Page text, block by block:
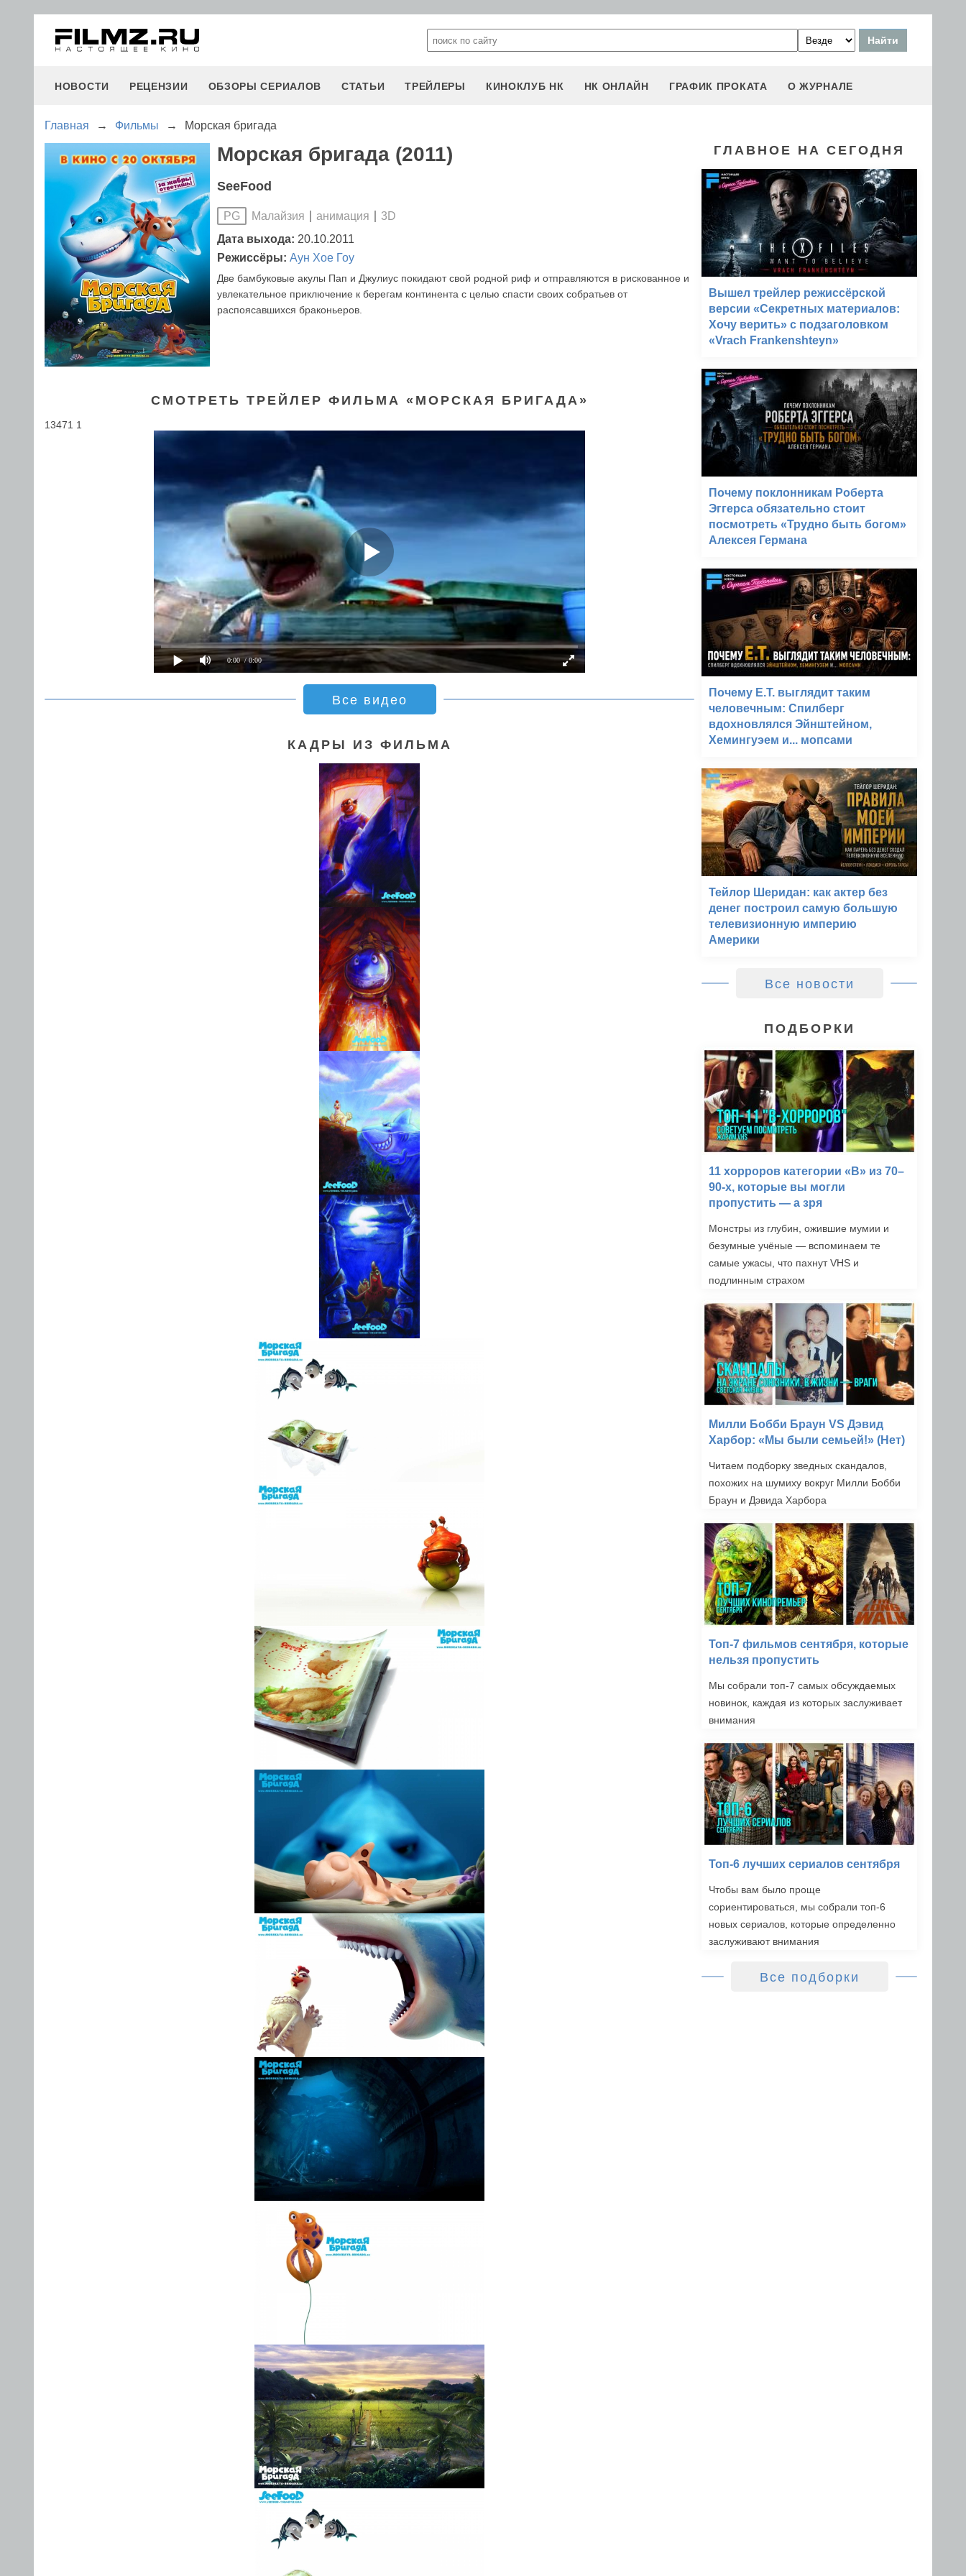
НОВОСТИ РЕЦЕНЗИИ ОБЗОРЫ СЕРИАЛОВ СТАТЬИ ТРЕЙЛЕРЫ КИНОКЛУБ НК НК ОНЛАЙН ГРАФИК ПРОКАТА О ЖУРНАЛЕ
Главная → Фильмы → Морская бригада
Морская бригада (2011)
SeeFood
PG Малайзия анимация
3D
Дата выхода: 20.10.2011
Режиссёры: Аун Хое Гоу
Две бамбуковые акулы Пап и Джулиус покидают свой родной риф и отправляются в рискованное и
увлекательное приключение к берегам континента с целью спасти своих собратьев от
распоясавшихся браконьеров.
СМОТРЕТЬ ТРЕЙЛЕР ФИЛЬМА «МОРСКАЯ БРИГАДА»
13471 1
0:00 / 0:00
Все видео
КАДРЫ ИЗ ФИЛЬМА
ГЛАВНОЕ НА СЕГОДНЯ
Вышел трейлер режиссёрской
версии «Секретных материалов:
Хочу верить» с подзаголовком
«Vrach Frankenshteyn»
Почему поклонникам Роберта
Эггерса обязательно стоит
посмотреть «Трудно быть богом»
Алексея Германа
Почему E.T. выглядит таким
человечным: Спилберг
вдохновлялся Эйнштейном,
Хемингуэем и... мопсами
Тейлор Шеридан: как актер без
денег построил самую большую
телевизионную империю
Америки
Все новости
ПОДБОРКИ
11 хорроров категории «B» из 70–
90-х, которые вы могли
пропустить — а зря
Монстры из глубин, ожившие мумии и
безумные учёные — вспоминаем те
самые ужасы, что пахнут VHS и
подлинным страхом
Милли Бобби Браун VS Дэвид
Харбор: «Мы были семьей!» (Нет)
Читаем подборку зведных скандалов,
похожих на шумиху вокруг Милли Бобби
Браун и Дэвида Харбора
Топ-7 фильмов сентября, которые
нельзя пропустить
Мы собрали топ-7 самых обсуждаемых
новинок, каждая из которых заслуживает
внимания
Топ-6 лучших сериалов сентября
Чтобы вам было проще
сориентироваться, мы собрали топ-6
новых сериалов, которые определенно
заслуживают внимания
Все подборки